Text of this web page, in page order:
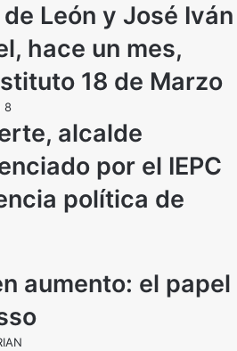
León y José Iván
hace un mes,
18 de Marzo
alcalde
por el IEPC
política de
aumento: el papel